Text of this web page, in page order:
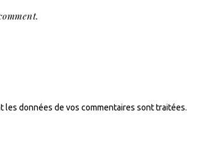
les données de vos commentaires sont traitées.